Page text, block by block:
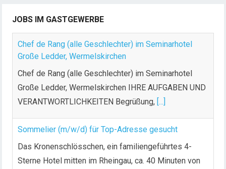
JOBS IM GASTGEWERBE
Chef de Rang (alle Geschlechter) im Seminarhotel
Große Ledder, Wermelskirchen
Chef de Rang (alle Geschlechter) im Seminarhotel
Große Ledder, Wermelskirchen IHRE AUFGABEN UND
VERANTWORTLICHKEITEN Begrüßung, [...]
Sommelier (m/w/d) für Top-Adresse gesucht
Das Kronenschlösschen, ein familiengeführtes 4-
Sterne Hotel mitten im Rheingau, ca. 40 Minuten von